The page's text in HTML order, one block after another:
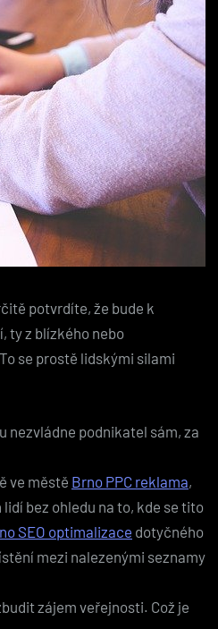
potvrdíte, že bude k
ty z blízkého nebo
se prostě lidskými silami
nezvládne podnikatel sám, za
ve městě Brno PPC reklama,
bez ohledu na to, kde se tito
SEO optimalizace dotyčného
mezi nalezenými seznamy
zájem veřejnosti. Což je